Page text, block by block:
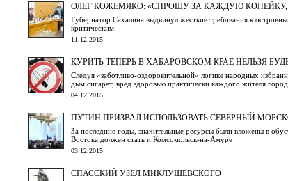
ОЛЕГ КОЖЕМЯКО: «СПРОШУ ЗА КАЖДУЮ КОПЕЙКУ,
Губернатор Сахалина выдвинул жесткие требования к
критическим
11.12.2015
КУРИТЬ ТЕПЕРЬ В ХАБАРОВСКОМ КРАЕ НЕЛЬЗЯ
Следуя «заботливо-оздоровительной» логике народных
дым сигарет, вред здоровью практически каждого жителя
04.12.2015
ПУТИН ПРИЗВАЛ ИСПОЛЬЗОВАТЬ СЕВЕРНЫЙ
За последние годы, значительные ресурсы были вложены в
Востока должен стать и Комсомольск-на-Амуре
03.12.2015
СПАССКИЙ УЗЕЛ МИКЛУШЕВСКОГО